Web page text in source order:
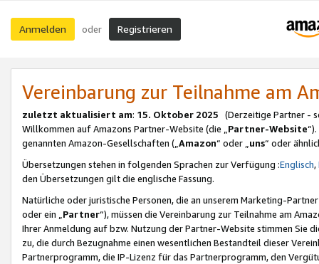
Anmelden oder Registrieren
Vereinbarung zur Teilnahme am
zuletzt aktualisiert am: 15. Oktober 2025 (Derzeitige Partner -
Willkommen auf Amazons Partner-Website (die „Partner-Website
genannten Amazon-Gesellschaften („Amazon“ oder „uns“ oder
Übersetzungen stehen in folgenden Sprachen zur Verfügung :Englisch,
den Übersetzungen gilt die englische Fassung.
Natürliche oder juristische Personen, die an unserem Marketing-
oder ein „Partner“), müssen die Vereinbarung zur Teilnahme am
Ihrer Anmeldung auf bzw. Nutzung der Partner-Website stimmen Sie
zu, die durch Bezugnahme einen wesentlichen Bestandteil dieser
Partnerprogramm, die IP-Lizenz für das Partnerprogramm, den